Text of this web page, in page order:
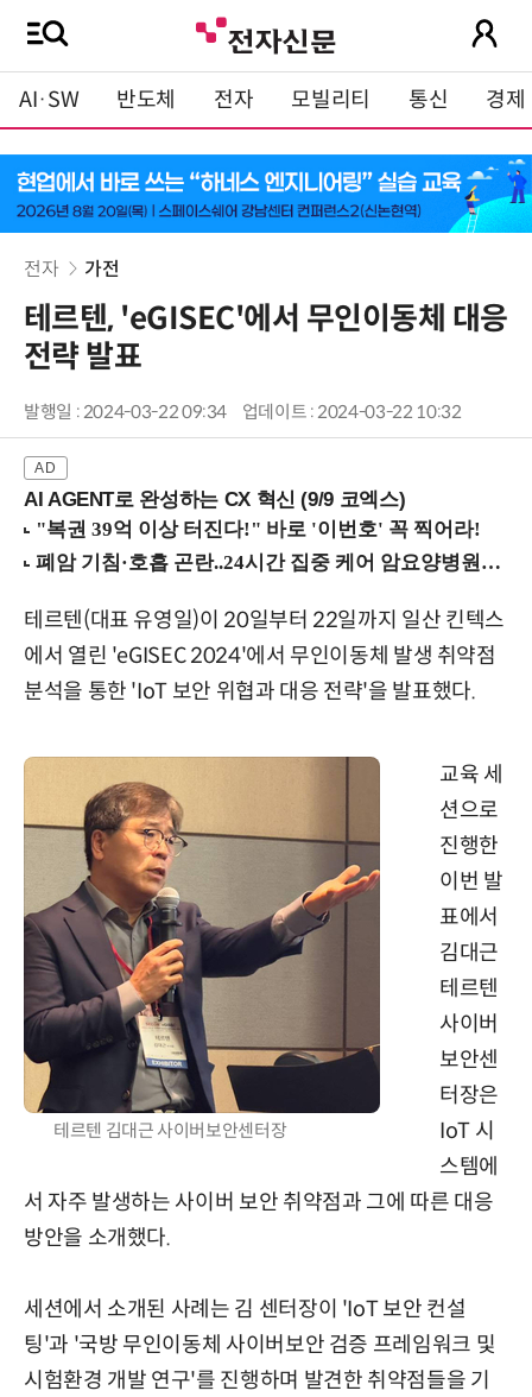
AI·SW 반도체 전자 모빌리티 통신 경제
전자 가전
테르텐, 'eGISEC'에서 무인이동체 대응
전략 발표
발행일 : 2024-03-22 09:34 업데이트 : 2024-03-22 10:32
AI AGENT로 완성하는 CX 혁신 (9/9 코엑스)
테르텐(대표 유영일)이 20일부터 22일까지 일산 킨텍스
에서 열린 'eGISEC 2024'에서 무인이동체 발생 취약점
분석을 통한 'IoT 보안 위협과 대응 전략'을 발표했다.
테르텐 김대근 사이버보안센터장
교육 세
션으로
진행한
이번 발
표에서
김대근
테르텐
사이버
보안센
터장은
IoT 시
스템에
서 자주 발생하는 사이버 보안 취약점과 그에 따른 대응
방안을 소개했다.
세션에서 소개된 사례는 김 센터장이 'IoT 보안 컨설
팅'과 '국방 무인이동체 사이버보안 검증 프레임워크 및
시험환경 개발 연구'를 진행하며 발견한 취약점들을 기